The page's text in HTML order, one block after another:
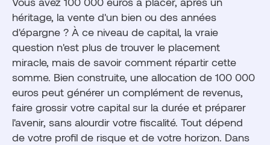
Les erreurs à éviter quand on place 100 000 euros
Comment optimiser la fiscalité de 100 000 euros
placés ?
Investir une partie de 100 000 euros en private
equity avec Fundora
héritage, la vente d'un bien ou des années
d'épargne ? À ce niveau de capital, la vraie
question n'est plus de trouver le placement
miracle, mais de savoir comment répartir cette
somme. Bien construite, une allocation de 100 000
euros peut générer un complément de revenus,
faire grossir votre capital sur la durée et préparer
l'avenir, sans alourdir votre fiscalité. Tout dépend
de votre profil de risque et de votre horizon. Dans